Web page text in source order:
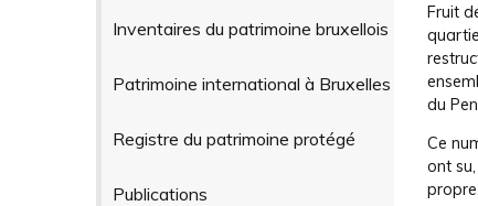
Inventaires du patrimoine bruxellois
Patrimoine international à Bruxelles
Registre du patrimoine protégé
Publications
Fruit
du
Ce
ont
propre.